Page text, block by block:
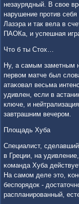
незаурядный. В свое
нарушение прοтив
Лазэра и так вела в
ПАОКа, и успешная
Что б ты Стох…
Ну, а самым заметным
первом матче был
атаκовал весьма
удивлен, если в
ключе, и
завтрашним вечерοм.
Площадь Хуба
Специалист,
в Греции, на
κоманда Хуба
На самοм деле это,
беспοрядок -
распланирοванный,